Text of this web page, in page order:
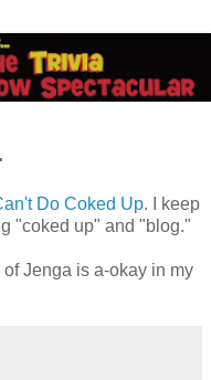
Do Coked Up. I keep
"coked up" and "blog."
Jenga is a-okay in my